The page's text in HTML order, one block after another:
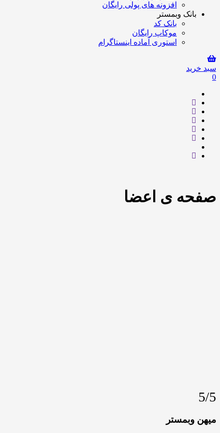
افزونه های پولی رایگان
بانک وبمستر
بانک کد
موکاپ رایگان
استوری آماده اینستاگرام
سبد خرید
0
صفحه ی اعضا
5/5
میهن وبمستر